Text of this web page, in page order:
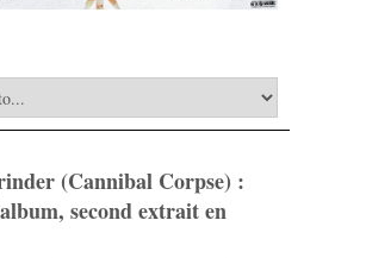
(Cannibal Corpse) :
second extrait en